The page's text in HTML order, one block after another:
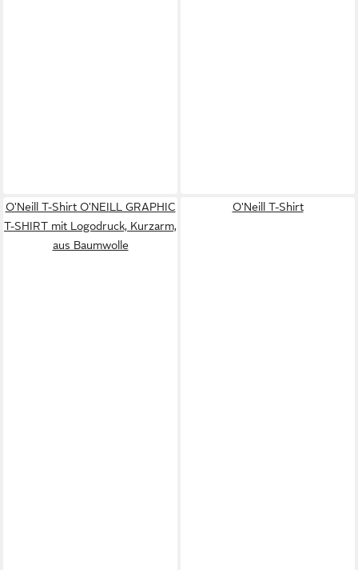
O'Neill T-Shirt O'NEILL GRAPHIC
T-SHIRT mit Logodruck, Kurzarm,
aus Baumwolle
O'Neill T-Shirt